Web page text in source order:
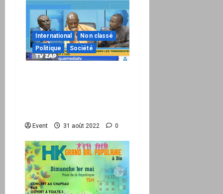
International
Non classé
Politique
Société
Event 31 août 2022 0